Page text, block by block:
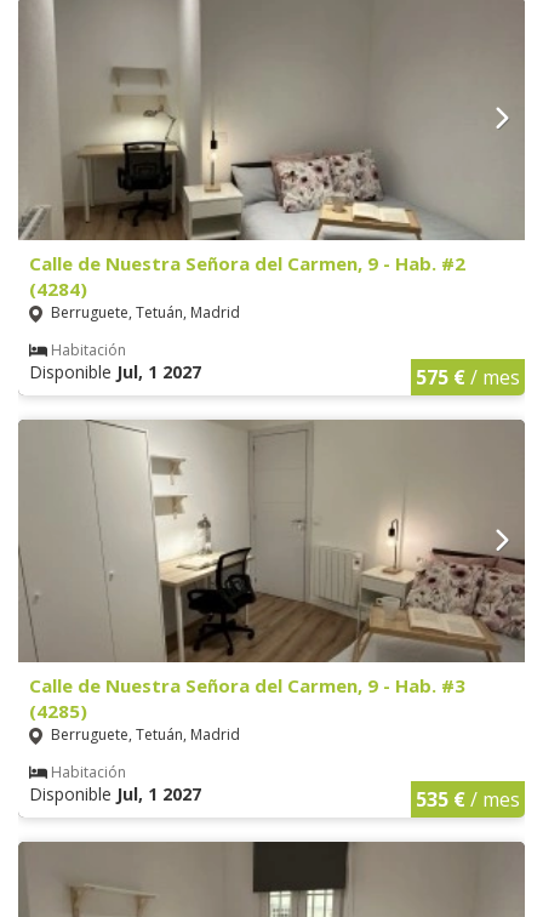
Calle de Nuestra Señora del Carmen, 9 - Hab. #2
(4284)
Berruguete, Tetuán, Madrid
Habitación
Disponible Jul, 1 2027 575 €/ mes
Calle de Nuestra Señora del Carmen, 9 - Hab. #3
(4285)
Berruguete, Tetuán, Madrid
Habitación
Disponible Jul, 1 2027 535 €/ mes